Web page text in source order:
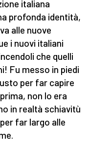
italiana
profonda identità,
alle nuove
i nuovi italiani
che quelli
Fu messo in piedi
per far capire
non lo era
in realtà schiavitù
far largo alle